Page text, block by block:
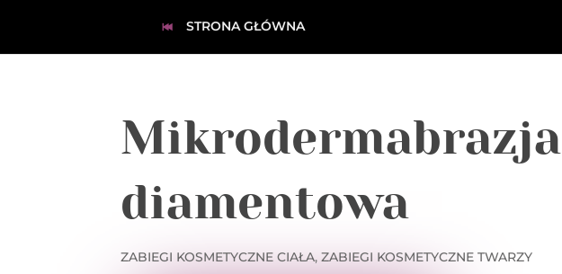
STRONA GŁÓWNA
Mikrodermabrazja
diamentowa
ZABIEGI KOSMETYCZNE CIAŁA,ZABIEGI KOSMETYCZNE TWARZY